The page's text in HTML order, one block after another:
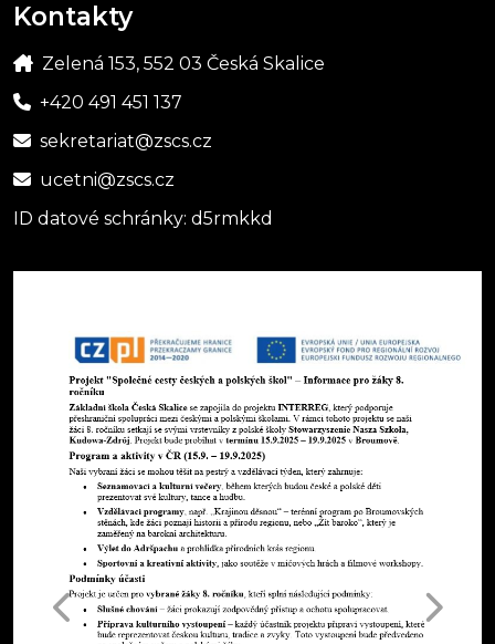
Kontakty
Zelená 153, 552 03 Česká Skalice
+420 491 451 137
sekretariat@zscs.cz
ucetni@zscs.cz
ID datové schránky: d5rmkkd